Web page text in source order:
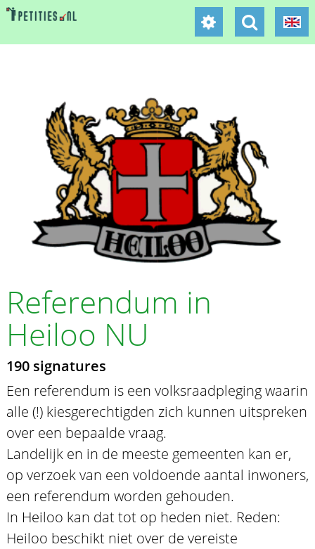
Referendum in
Heiloo NU
190 signatures
Een referendum is een volksraadpleging waarin
alle (!) kiesgerechtigden zich kunnen uitspreken
over een bepaalde vraag.
Landelijk en in de meeste gemeenten kan er,
op verzoek van een voldoende aantal inwoners,
een referendum worden gehouden.
In Heiloo kan dat tot op heden niet. Reden:
Heiloo beschikt niet over de vereiste